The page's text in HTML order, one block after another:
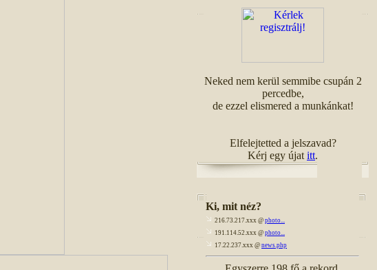
Neked nem kerül semmibe csupán 2
percedbe,
de ezzel elismered a munkánkat!
Elfelejtetted a jelszavad?
Kérj egy újat itt.
Ki, mit néz?
216.73.217.xxx @ photo...
191.114.52.xxx @ photo...
17.22.237.xxx @ news.php